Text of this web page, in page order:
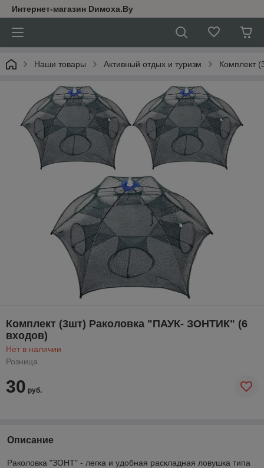
Интернет-магазин Dимoхa.By
Наши товары Активный отдых и туризм Комплект
Комплект (3шт) Раколовка "ПАУК- ЗОНТИК" (6
входов)
Нет в наличии
Розница
30 руб.
Описание
Раколовка "ЗОНТ" - легка и удобная раскладная ловушка типа